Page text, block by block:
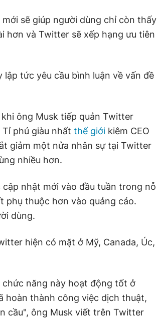
sẽ giúp người dùng chỉ còn thấy
hơn và Twitter sẽ xếp hạng ưu tiên
tức yêu cầu bình luận về vấn đề
ông Musk tiếp quản Twitter
phú giàu nhất thế giới kiêm CEO
giảm một nửa nhân sự tại Twitter
nhiều hơn.
nhật mới vào đầu tuần trong nỗ
phụ thuộc hơn vào quảng cáo.
dùng.
hiện có mặt ở Mỹ, Canada, Úc,
năng này hoạt động tốt ở
hoàn thành công việc dịch thuật,
cầu", ông Musk viết trên Twitter